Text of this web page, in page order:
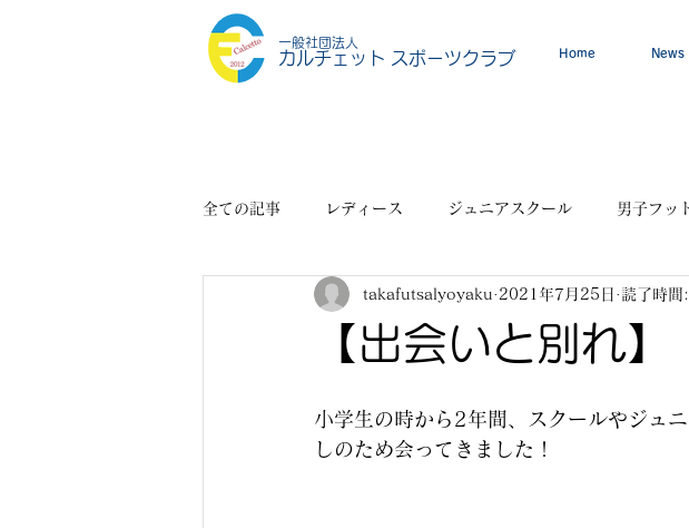
Home News
一般社団法人
カルチェット スポーツクラブ
全ての記事 レディース ジュニアスクール 男子フッ
スポーツショップ その他
【出会いと別れ】
takafutsalyoyaku 2021年7月25日 読了時間
小学生の時から2年間、スクールやジュ
しのため会ってきました！